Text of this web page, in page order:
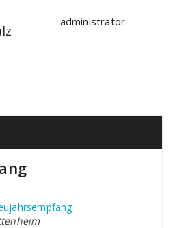
administrator